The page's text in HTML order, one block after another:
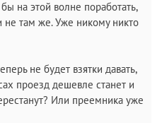
на этой волне поработать,
не там же. Уже никому никто
не будет взятки давать,
проезд дешевле станет и
Или преемника уже